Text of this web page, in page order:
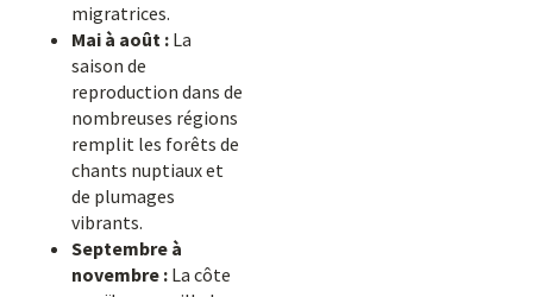
migratrices.
Mai à août : La
saison de
reproduction dans de
nombreuses régions
remplit les forêts de
chants nuptiaux et
de plumages
vibrants.
Septembre à
novembre : La côte